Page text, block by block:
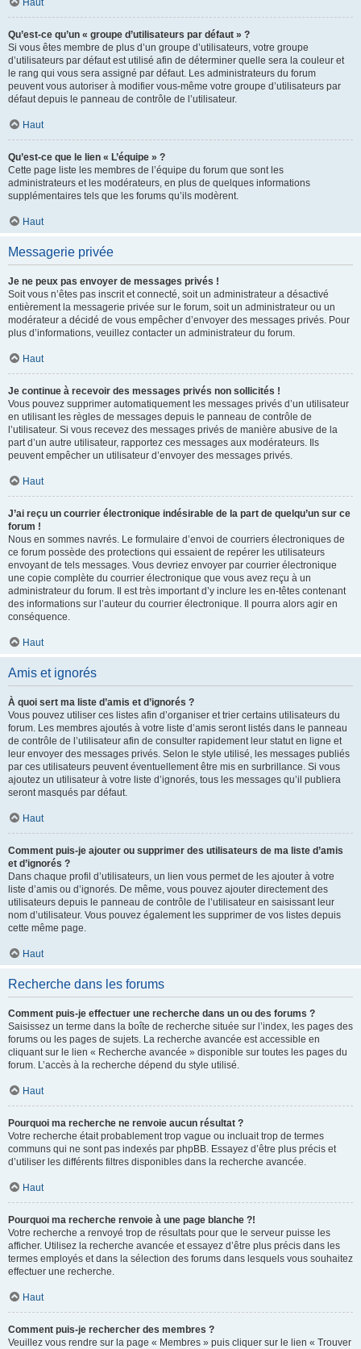
Haut
Qu’est-ce qu’un « groupe d’utilisateurs par défaut » ?
Si vous êtes membre de plus d’un groupe d’utilisateurs, votre groupe
d’utilisateurs par défaut est utilisé afin de déterminer quelle sera la couleur et
le rang qui vous sera assigné par défaut. Les administrateurs du forum
peuvent vous autoriser à modifier vous-même votre groupe d’utilisateurs par
défaut depuis le panneau de contrôle de l’utilisateur.
Haut
Qu’est-ce que le lien « L’équipe » ?
Cette page liste les membres de l’équipe du forum que sont les
administrateurs et les modérateurs, en plus de quelques informations
supplémentaires tels que les forums qu’ils modèrent.
Haut
Messagerie privée
Je ne peux pas envoyer de messages privés !
Soit vous n’êtes pas inscrit et connecté, soit un administrateur a désactivé
entièrement la messagerie privée sur le forum, soit un administrateur ou un
modérateur a décidé de vous empêcher d’envoyer des messages privés. Pour
plus d’informations, veuillez contacter un administrateur du forum.
Haut
Je continue à recevoir des messages privés non sollicités !
Vous pouvez supprimer automatiquement les messages privés d’un utilisateur
en utilisant les règles de messages depuis le panneau de contrôle de
l’utilisateur. Si vous recevez des messages privés de manière abusive de la
part d’un autre utilisateur, rapportez ces messages aux modérateurs. Ils
peuvent empêcher un utilisateur d’envoyer des messages privés.
Haut
J’ai reçu un courrier électronique indésirable de la part de quelqu’un sur ce
forum !
Nous en sommes navrés. Le formulaire d’envoi de courriers électroniques de
ce forum possède des protections qui essaient de repérer les utilisateurs
envoyant de tels messages. Vous devriez envoyer par courrier électronique
une copie complète du courrier électronique que vous avez reçu à un
administrateur du forum. Il est très important d’y inclure les en-têtes contenant
des informations sur l’auteur du courrier électronique. Il pourra alors agir en
conséquence.
Haut
Amis et ignorés
À quoi sert ma liste d’amis et d’ignorés ?
Vous pouvez utiliser ces listes afin d’organiser et trier certains utilisateurs du
forum. Les membres ajoutés à votre liste d’amis seront listés dans le panneau
de contrôle de l’utilisateur afin de consulter rapidement leur statut en ligne et
leur envoyer des messages privés. Selon le style utilisé, les messages publiés
par ces utilisateurs peuvent éventuellement être mis en surbrillance. Si vous
ajoutez un utilisateur à votre liste d’ignorés, tous les messages qu’il publiera
seront masqués par défaut.
Haut
Comment puis-je ajouter ou supprimer des utilisateurs de ma liste d’amis
et d’ignorés ?
Dans chaque profil d’utilisateurs, un lien vous permet de les ajouter à votre
liste d’amis ou d’ignorés. De même, vous pouvez ajouter directement des
utilisateurs depuis le panneau de contrôle de l’utilisateur en saisissant leur
nom d’utilisateur. Vous pouvez également les supprimer de vos listes depuis
cette même page.
Haut
Recherche dans les forums
Comment puis-je effectuer une recherche dans un ou des forums ?
Saisissez un terme dans la boîte de recherche située sur l’index, les pages des
forums ou les pages de sujets. La recherche avancée est accessible en
cliquant sur le lien « Recherche avancée » disponible sur toutes les pages du
forum. L’accès à la recherche dépend du style utilisé.
Haut
Pourquoi ma recherche ne renvoie aucun résultat ?
Votre recherche était probablement trop vague ou incluait trop de termes
communs qui ne sont pas indexés par phpBB. Essayez d’être plus précis et
d’utiliser les différents filtres disponibles dans la recherche avancée.
Haut
Pourquoi ma recherche renvoie à une page blanche ?!
Votre recherche a renvoyé trop de résultats pour que le serveur puisse les
afficher. Utilisez la recherche avancée et essayez d’être plus précis dans les
termes employés et dans la sélection des forums dans lesquels vous souhaitez
effectuer une recherche.
Haut
Comment puis-je rechercher des membres ?
Veuillez vous rendre sur la page « Membres » puis cliquer sur le lien « Trouver